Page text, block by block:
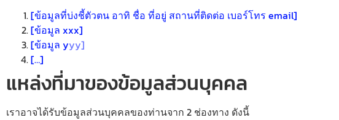
[ข้อมูลที่บ่งชี้ตัวตน อาทิ ชื่อ ที่อยู่ สถานที่ติดต่อ เบอร์โทร email]
[ข้อมูล xxx]
[ข้อมูล yyy]
[…]
แหล่งที่มาของข้อมูลส่วนบุคคล
เราอาจได้รับข้อมูลส่วนบุคคลของท่านจาก 2 ช่องทาง ดังนี้